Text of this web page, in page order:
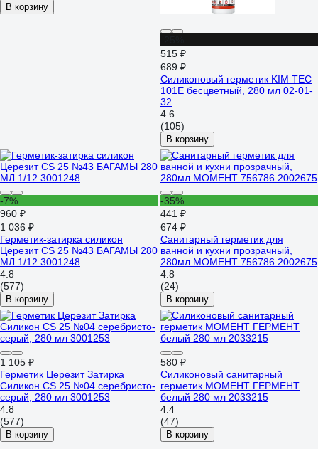
В корзину
515 ₽
689 ₽
Силиконовый герметик KIM TEC
101Е бесцветный, 280 мл 02-01-
32
4.6
(105)
В корзину
-7%
960 ₽
1 036 ₽
Герметик-затирка силикон
Церезит CS 25 №43 БАГАМЫ 280
МЛ 1/12 3001248
4.8
(577)
В корзину
-35%
441 ₽
674 ₽
Санитарный герметик для
ванной и кухни прозрачный,
280мл МОМЕНТ 756786 2002675
4.8
(24)
В корзину
1 105 ₽
Герметик Церезит Затирка
Силикон CS 25 №04 серебристо-
серый, 280 мл 3001253
4.8
(577)
В корзину
580 ₽
Силиконовый санитарный
герметик МОМЕНТ ГЕРМЕНТ
белый 280 мл 2033215
4.4
(47)
В корзину